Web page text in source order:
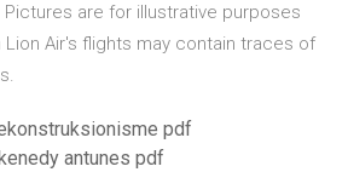
Pictures are for illustrative purposes
Lion Air's flights may contain traces of
pdf
antunes pdf